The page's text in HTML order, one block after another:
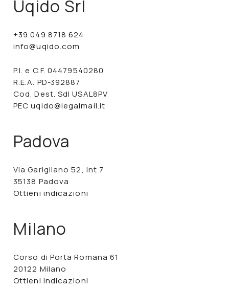
Uqido Srl
+39 049 8718 624
info@uqido.com
P.I. e C.F. 04479540280
R.E.A. PD-392887
Cod. Dest. SdI USAL8PV
PECuqido@legalmail.it
Padova
Via Garigliano 52, int 7
35138 Padova
Ottieni indicazioni
Milano
Corso di Porta Romana 61
20122 Milano
Ottieni indicazioni